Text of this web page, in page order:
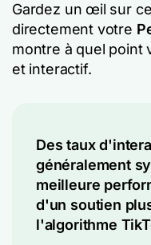
Gardez un œil sur
directement votre
montre à quel point
et interactif.
Des taux
généralement
meilleure
d'un soutien
l'algorithme